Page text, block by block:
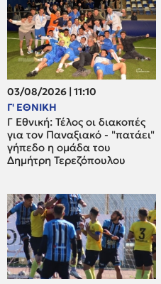
03/08/2026 | 11:10
Γ' ΕΘΝΙΚΗ
Γ Εθνική: Τέλος οι διακοπές
για τον Παναξιακό - "πατάει"
γήπεδο η ομάδα του
Δημήτρη Τερεζόπουλου